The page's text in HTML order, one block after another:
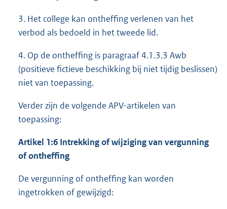
3. Het college kan ontheffing verlenen van het
verbod als bedoeld in het tweede lid.
4. Op de ontheffing is paragraaf 4.1.3.3 Awb
(positieve fictieve beschikking bij niet tijdig beslissen)
niet van toepassing.
Verder zijn de volgende APV-artikelen van
toepassing:
Artikel 1:6 Intrekking of wijziging van vergunning
of ontheffing
De vergunning of ontheffing kan worden
ingetrokken of gewijzigd: